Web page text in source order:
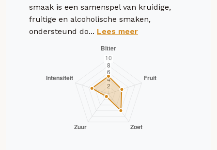
smaak is een samenspel van kruidige,
fruitige en alcoholische smaken,
ondersteund do... Lees meer